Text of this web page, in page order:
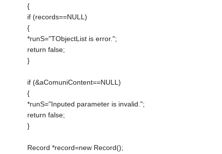
{
if (records==NULL)
{
*runS="TObjectList is error.";
return false;
}
if (&aComuniContent==NULL)
{
*runS="Inputed parameter is invalid.";
return false;
}
Record *record=new Record();